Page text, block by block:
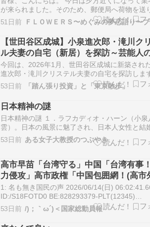
が来られました。そのため、郵便局へ荷物を送
くのが遅くなり、またしても更新時間に余裕が
って(T-T) しかし、昨日も時間の都合でオリジ
画ができずだったので、今日はもうやります、
破しますー笑 いいうわけで、早…
51日前
【世田谷区成城】小泉進次郎・滝川ク
ル夫妻の自宅（新居）を探訪～芸能人
成城では珍しい政治家の自宅
今回は、2026年1月、世田谷区成城に新築され
進次郎・滝川クリステル夫妻の自宅を探訪しま
道では「5億円豪邸」と報じられました。芸能
く住む成城では珍しい政治家の自宅になります
では、（１）同じ成城にある数少ない政治家の
して羽田孜元総理の自宅をご紹介します…
53日前 「踏ん張り投資」と「東京散歩」
日本精神の謎
日本精神の謎 １．ラフカディオ・ハーン（小泉
雲）。日本の風景に魅了され、日本人女性と結
日本の精神を探索し研究し続けた彼は、こう告
いる「日本を学べば学ぶほど、ますます理解で
53日前 ある女子大教授のつぶやき
高市早苗「台湾守る」中国「台湾有事
力侵攻」高市政権「中国包囲網！(高市
交」小泉進次郎「戦艦三笠の模型寄贈
ドネシア大統領「親日家で軍部出身」
1: 名も無き国民の声 2026/06/14(日)
ID:/S18FOTD0 BE:828293379-PLT(12345)
https://hayabusa3.2ch.sc/test/read.cgi/news/
名も無き国…
53日前 /)；｀ω´)＜国家総動員報